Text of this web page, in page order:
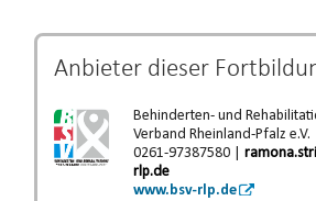
Anbieter dieser
Behinderten- und
Verband Rheinland-Pfalz e.V.
0261-97387580 |
rlp.de
www.bsv-rlp.de